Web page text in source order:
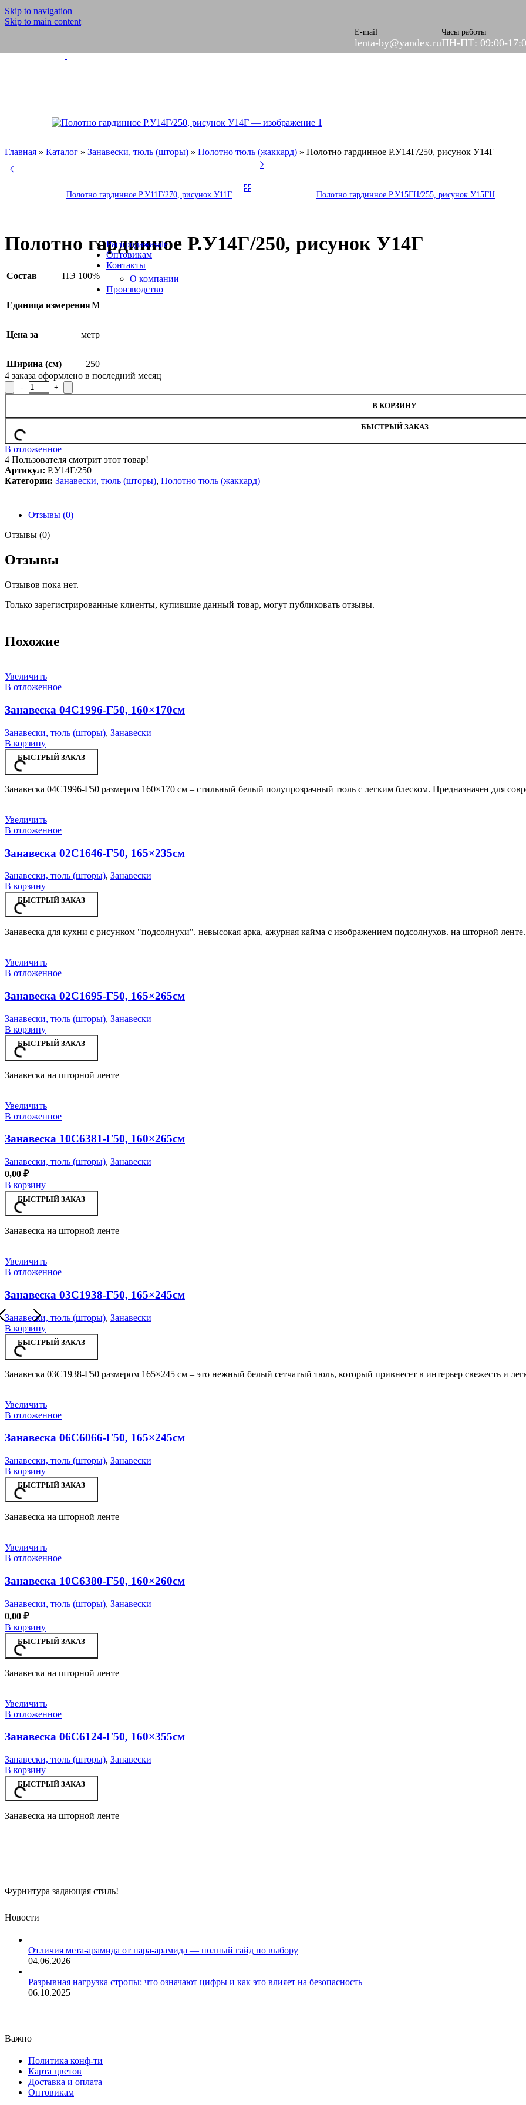
Skip to navigation
Skip to main content
E-mail
lenta-by@yandex.ru
Часы работы
ПН-ПТ: 09:00-
орнаментом,
Корсажная,
Киперка,
Распродажаsale
Оптовикам
Контакты
О компании
Производство
Главная » Каталог » Занавески, тюль (шторы) » Полотно тюль (жаккард) » Полотно гардинное Р.У14Г/250, рисунок У14Г
Полотно гардинное Р.У11Г/270, рисунок У11Г Полотно гардинное Р.У15ГН/255, рисунок У15ГН
Полотно гардинное Р.У14Г/250, рисунок У14Г
Состав ПЭ 100%
Единица измеренияМ
Цена за метр
Ширина (см)
250
4 заказа оформлено в последний месяц
В КОРЗИНУ
БЫСТРЫЙ ЗАКАЗ
В отложенное
4 Пользователя смотрит этот товар!
Артикул: Р.У14Г/250
Категории: Занавески, тюль (шторы), Полотно тюль (жаккард)
Отзывы (0)
Отзывы (0)
Отзывы
Отзывов пока нет.
Только зарегистрированные клиенты, купившие данный товар, могут публиковать отзывы.
Похожие
Увеличить
В отложенное
Занавеска 04С1996-Г50, 160×170см
Занавески, тюль (шторы), Занавески
В корзину
БЫСТРЫЙ ЗАКАЗ
Занавеска 04С1996-Г50 размером 160×170 см – стильный белый полупрозрачный тюль с легким блеском. Предназначен для
Увеличить
В отложенное
Занавеска 02С1646-Г50, 165×235см
Занавески, тюль (шторы), Занавески
В корзину
БЫСТРЫЙ ЗАКАЗ
Занавеска для кухни с рисунком "подсолнухи". невысокая арка, ажурная кайма с изображением подсолнухов. на шторной ленте.
Увеличить
В отложенное
Занавеска 02С1695-Г50, 165×265см
Занавески, тюль (шторы), Занавески
В корзину
БЫСТРЫЙ ЗАКАЗ
Занавеска на шторной ленте
Увеличить
В отложенное
Занавеска 10С6381-Г50, 160×265см
Занавески, тюль (шторы), Занавески
0,00 ₽
В корзину
БЫСТРЫЙ ЗАКАЗ
Занавеска на шторной ленте
Увеличить
В отложенное
Занавеска 03С1938-Г50, 165×245см
Занавески, тюль (шторы), Занавески
В корзину
БЫСТРЫЙ ЗАКАЗ
Занавеска 03С1938-Г50 размером 165×245 см – это нежный белый сетчатый тюль, который привнесет в интерьер свежесть и
Увеличить
В отложенное
Занавеска 06С6066-Г50, 165×245см
Занавески, тюль (шторы), Занавески
В корзину
БЫСТРЫЙ ЗАКАЗ
Занавеска на шторной ленте
Увеличить
В отложенное
Занавеска 10С6380-Г50, 160×260см
Занавески, тюль (шторы), Занавески
0,00 ₽
В корзину
БЫСТРЫЙ ЗАКАЗ
Занавеска на шторной ленте
Увеличить
В отложенное
Занавеска 06С6124-Г50, 160×355см
Занавески, тюль (шторы), Занавески
В корзину
БЫСТРЫЙ ЗАКАЗ
Занавеска на шторной ленте
Фурнитура задающая стиль!
Новости
Отличия мета-арамида от пара-арамида — полный гайд по выбору
04.06.2026
Разрывная нагрузка стропы: что означают цифры и как это влияет на безопасность
06.10.2025
Важно
Политика конф-ти
Карта цветов
Доставка и оплата
Оптовикам